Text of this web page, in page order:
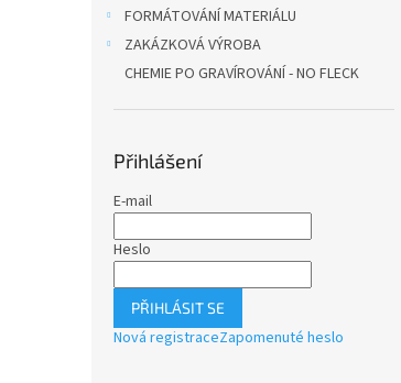
FORMÁTOVÁNÍ MATERIÁLU
ZAKÁZKOVÁ VÝROBA
CHEMIE PO GRAVÍROVÁNÍ - NO FLECK
Přihlášení
E-mail
Heslo
PŘIHLÁSIT SE
Nová registraceZapomenuté heslo